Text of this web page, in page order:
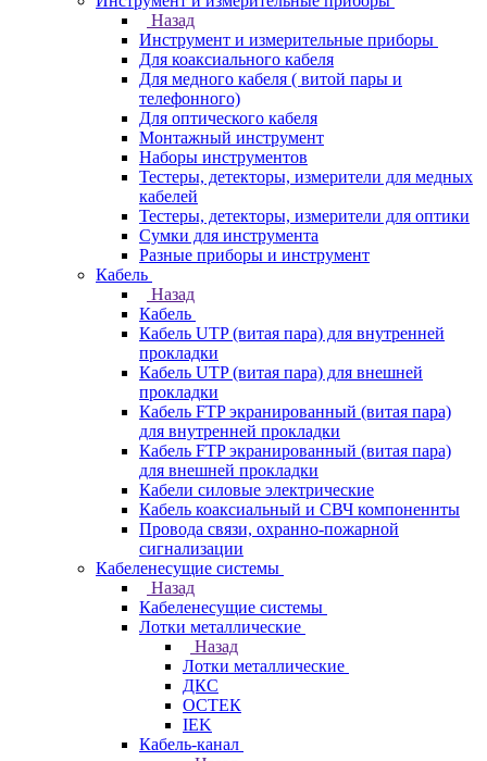
Назад
Инструмент и измерительные приборы
Для коаксиального кабеля
Для медного кабеля ( витой пары и
телефонного)
Для оптического кабеля
Монтажный инструмент
Наборы инструментов
Тестеры, детекторы, измерители для медных
кабелей
Тестеры, детекторы, измерители для оптики
Сумки для инструмента
Разные приборы и инструмент
Кабель
Назад
Кабель
Кабель UTP (витая пара) для внутренней
прокладки
Кабель UTP (витая пара) для внешней
прокладки
Кабель FTP экранированный (витая пара)
для внутренней прокладки
Кабель FTP экранированный (витая пара)
для внешней прокладки
Кабели силовые электрические
Кабель коаксиальный и СВЧ компоненнты
Провода связи, охранно-пожарной
сигнализации
Кабеленесущие системы
Назад
Кабеленесущие системы
Лотки металлические
Назад
Лотки металлические
ДКС
ОСТЕК
IEK
Кабель-канал